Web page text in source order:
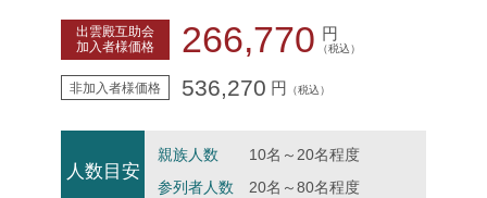
出雲殿互助会
加入者様価格
266,770 円
（税込）
非加入者様価格 536,270 円 （税込）
人数目安
親族人数
10名～20名程度
参列者人数
20名～80名程度